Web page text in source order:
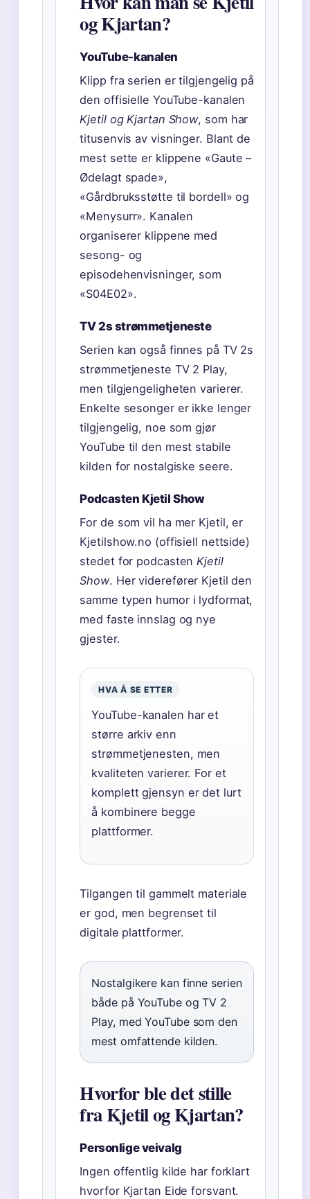
og Kjartan?
YouTube-kanalen
Klipp fra serien er tilgjengelig på
den offisielle YouTube-kanalen
Kjetil og Kjartan Show, som har
titusenvis av visninger. Blant de
mest sette er klippene «Gaute –
Ødelagt spade»,
«Gårdbruksstøtte til bordell» og
«Menysurr». Kanalen
organiserer klippene med
sesong- og
episodehenvisninger, som
«S04E02».
TV 2s strømmetjeneste
Serien kan også finnes på TV 2s
strømmetjeneste TV 2 Play,
men tilgjengeligheten varierer.
Enkelte sesonger er ikke lenger
tilgjengelig, noe som gjør
YouTube til den mest stabile
kilden for nostalgiske seere.
Podcasten Kjetil Show
For de som vil ha mer Kjetil, er
Kjetilshow.no (offisiell nettside)
stedet for podcastenKjetil
Show. Her viderefører Kjetil den
samme typen humor i lydformat,
med faste innslag og nye
gjester.
HVA Å SE ETTER
YouTube-kanalen har et
større arkiv enn
strømmetjenesten, men
kvaliteten varierer. For et
komplett gjensyn er det lurt
å kombinere begge
plattformer.
Tilgangen til gammelt materiale
er god, men begrenset til
digitale plattformer.
Nostalgikere kan finne serien
både på YouTube og TV 2
Play, med YouTube som den
mest omfattende kilden.
Hvorfor ble det stille
fra Kjetil og Kjartan?
Personlige veivalg
Ingen offentlig kilde har forklart
hvorfor Kjartan Eide forsvant.